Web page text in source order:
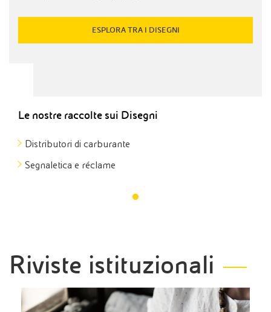
ESPLORA TRA I DISEGNI
Le nostre raccolte sui Disegni
Distributori di carburante
Segnaletica e réclame
Riviste istituzionali